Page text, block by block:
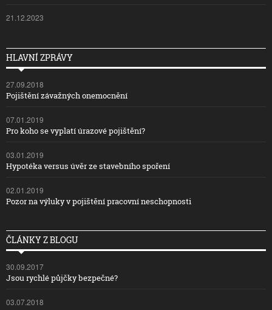
21.12.2023
HLAVNÍ ZPRÁVY
27.09.2018
Pojištění závažných onemocnění
07.01.2019
Pro koho se vyplatí úrazové pojištění?
03.01.2019
Hypotéka versus úvěr ze stavebního spoření
02.01.2019
Pozor na výluky v pojištění pracovní neschopnosti
ČLÁNKY Z BLOGU
30.09.2017
Jsou rychlé půjčky bezpečné?
03.07.2018